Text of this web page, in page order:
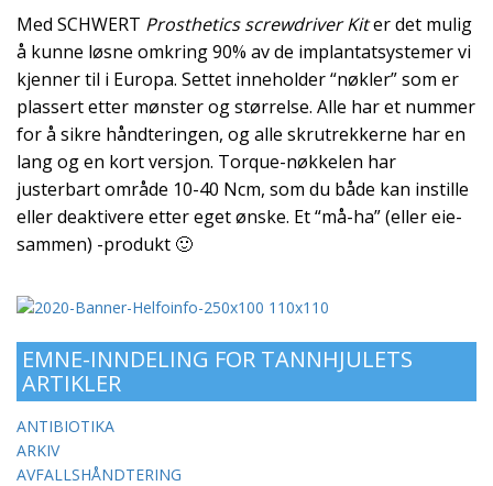
Med SCHWERT Prosthetics screwdriver Kiter det mulig
å kunne løsne omkring 90% av de implantatsystemer vi
kjenner til i Europa. Settet inneholder “nøkler” som er
plassert etter mønster og størrelse. Alle har et nummer
for å sikre håndteringen, og alle skrutrekkerne har en
lang og en kort versjon. Torque-nøkkelen har
justerbart område 10-40 Ncm, som du både kan instille
eller deaktivere etter eget ønske. Et “må-ha” (eller eie-
sammen) -produkt 🙂
EMNE-INNDELING FOR TANNHJULETS
ARTIKLER
ANTIBIOTIKA
ARKIV
AVFALLSHÅNDTERING